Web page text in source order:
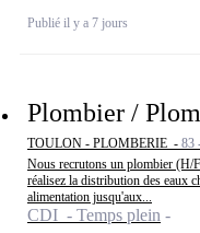
Publié il y a 7 jours
Plombier /
TOULON - PLOMBERIE - 83
Nous recrutons un plombier (H/
réalisez la distribution des eaux
alimentation jusqu'aux...
CDI - Temps plein